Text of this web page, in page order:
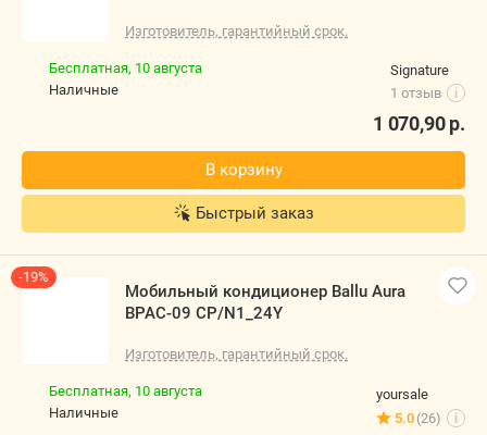
Изготовитель, гарантийный срок.
Signature
1 отзыв
i
Бесплатная, 10 августа
наличные
1 070,90р.
В корзину
Быстрый заказ
-19%
Мобильный кондиционер Ballu Aura
BPAC-09 CP/N1_24Y
Изготовитель, гарантийный срок.
yoursale
5.0 (26) i
Бесплатная, 10 августа
наличные